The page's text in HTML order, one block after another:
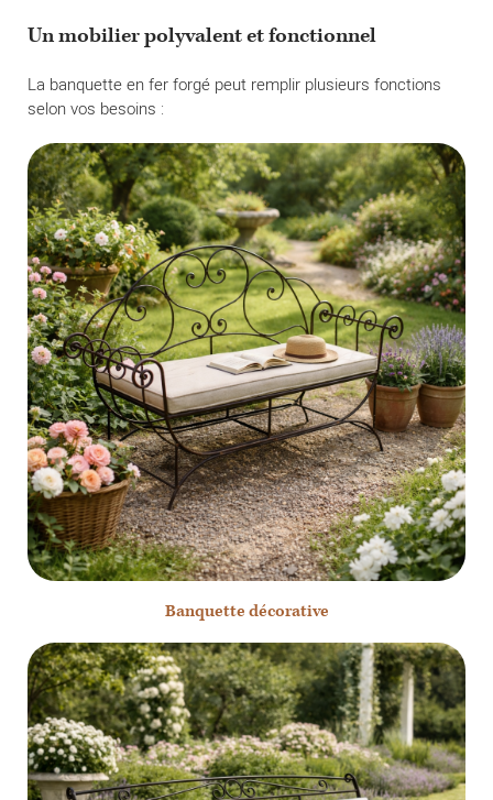
Un mobilier polyvalent et fonctionnel
La banquette en fer forgé peut remplir plusieurs fonctions
selon vos besoins :
Banquette décorative